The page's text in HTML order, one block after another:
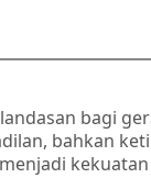
bagi
bahkan